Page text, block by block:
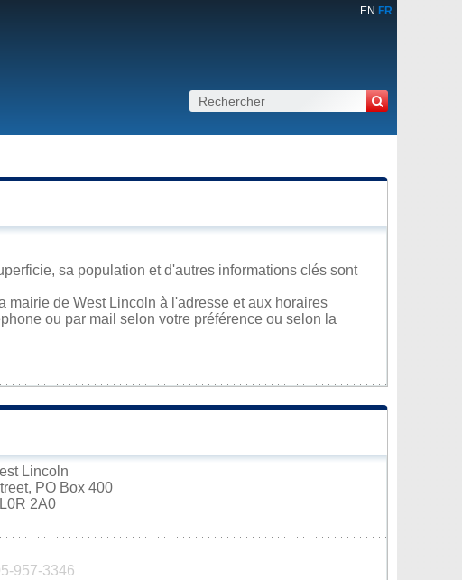
EN FR
sa population et d'autres informations clés sont
mairie de West Lincoln à l'adresse et aux horaires
ou par mail selon votre préférence ou selon la
Lincoln
PO Box 400
2A0
957-3346